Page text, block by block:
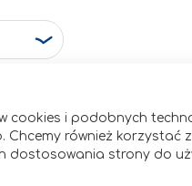
cookies i podobnych
Chcemy również korzystać
dostosowania strony do
Dodaj
do
listy